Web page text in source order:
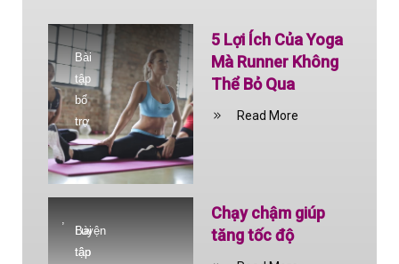
Bài
tập
bổ
trợ
5 Lợi Ích Của Yoga
Mà Runner Không
Thể Bỏ Qua
Read More
Bài
tập
,
Luyện
tập
Chạy chậm giúp
tăng tốc độ